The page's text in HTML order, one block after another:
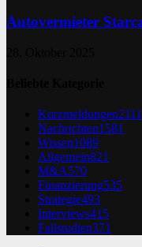
Autovermieter
Kurzmeldungen2111
Nachrichten1581
Wissen1089
Allgemein821
M&A570
Finanzierung535
Strategie493
Interviews415
Fallstudien371